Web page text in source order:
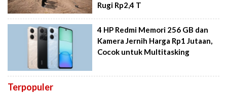
Rugi Rp2,4 T
4 HP Redmi Memori 256 GB dan
Kamera Jernih Harga Rp1 Jutaan,
Cocok untuk Multitasking
Terpopuler